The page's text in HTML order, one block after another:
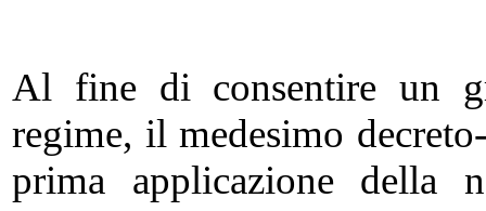
Al fine di consentire un
regime, il medesimo
prima applicazione della